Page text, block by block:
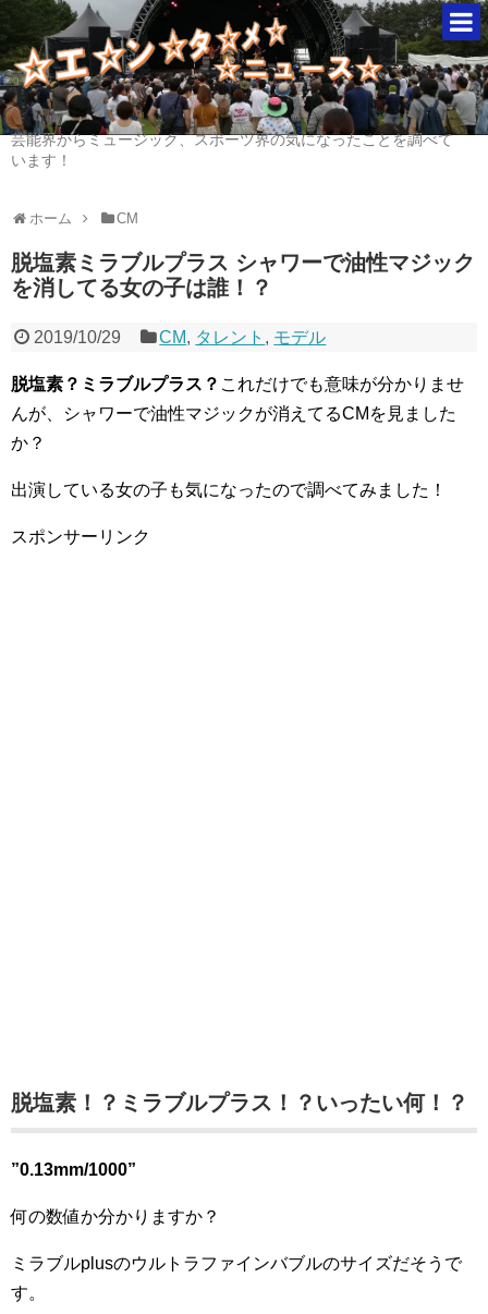
芸能界からミュージック、スポーツ界の気になったことを調べて
います！
ホーム CM
脱塩素ミラブルプラス シャワーで油性マジック
を消してる女の子は誰！？
2019/10/29 CM, タレント , モデル
脱塩素？ミラブルプラス？ これだけでも意味が分かりませ
んが、シャワーで油性マジックが消えてるCMを見ました
か？
出演している女の子も気になったので調べてみました！
スポンサーリンク
脱塩素！？ミラブルプラス！？いったい何！？
”0.13mm/1000”
何の数値か分かりますか？
ミラブルplusのウルトラファインバブルのサイズだそうで
す。